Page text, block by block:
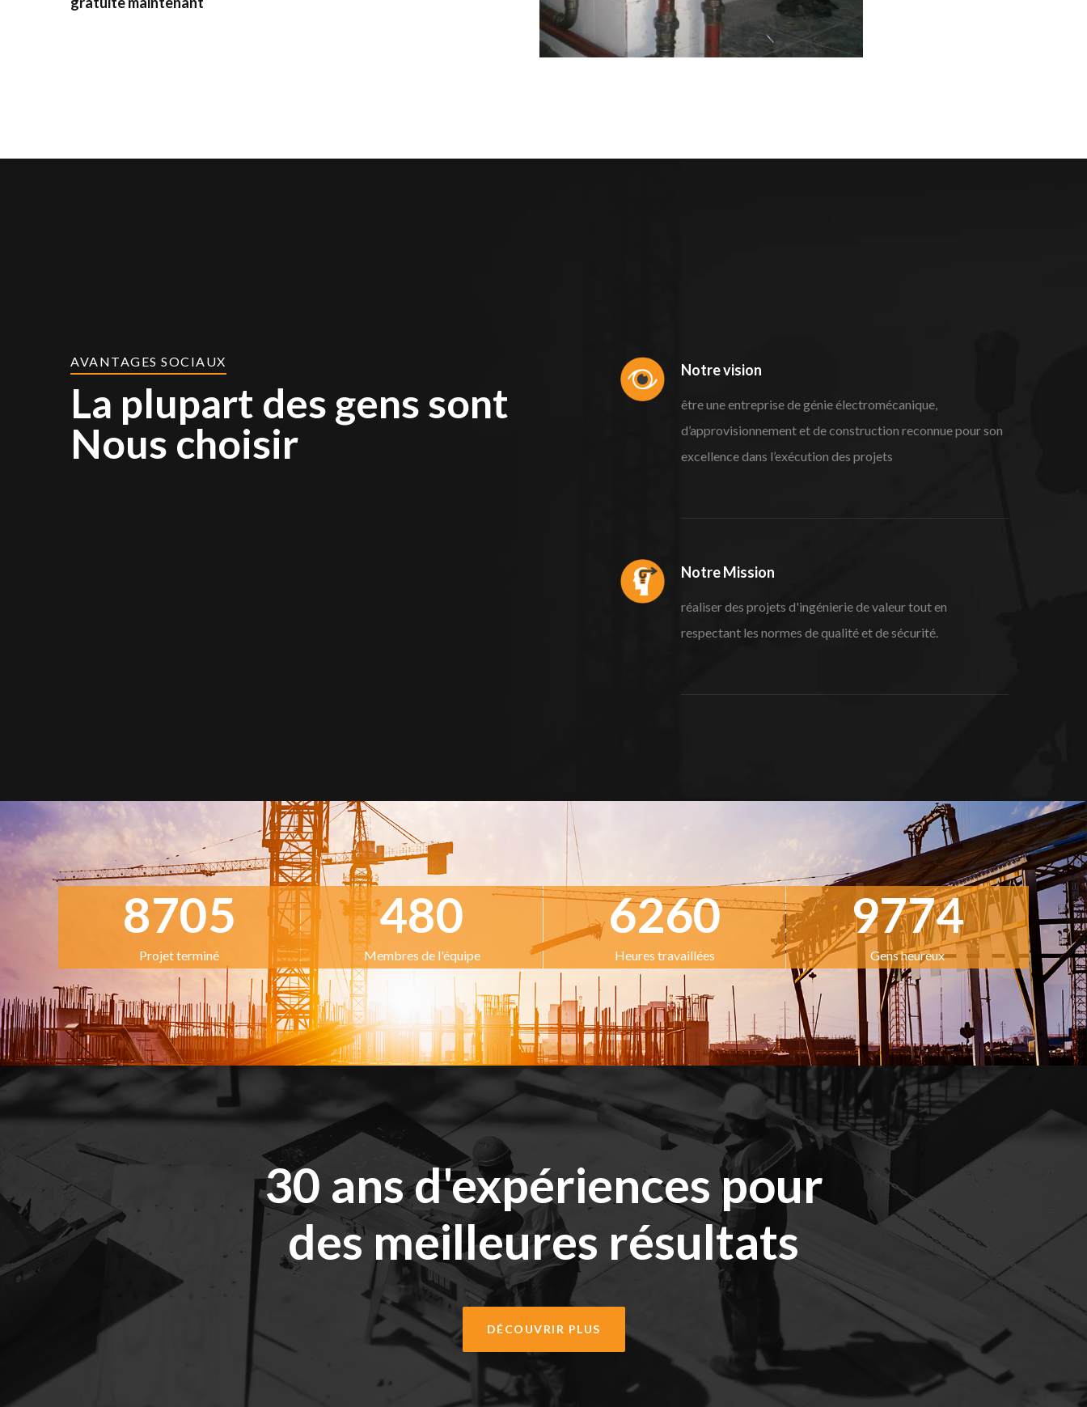
AVANTAGES SOCIAUX
La plupart des gens sont
Nous choisir
Notre vision
être une entreprise de génie électromécanique,
d’approvisionnement et de construction reconnue pour son
excellence dans l’exécution des projets
Notre Mission
réaliser des projets d'ingénierie de valeur tout en
respectant les normes de qualité et de sécurité.
8705
Projet terminé
480
Membres de l'équipe
6260
Heures travaillées
9774
Gens heureux
30 ans d'expériences pour
des meilleures résultats
DÉCOUVRIR PLUS